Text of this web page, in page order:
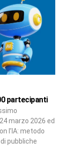
partecipanti
marzo 2026 ed
l’IA: metodo
pubbliche